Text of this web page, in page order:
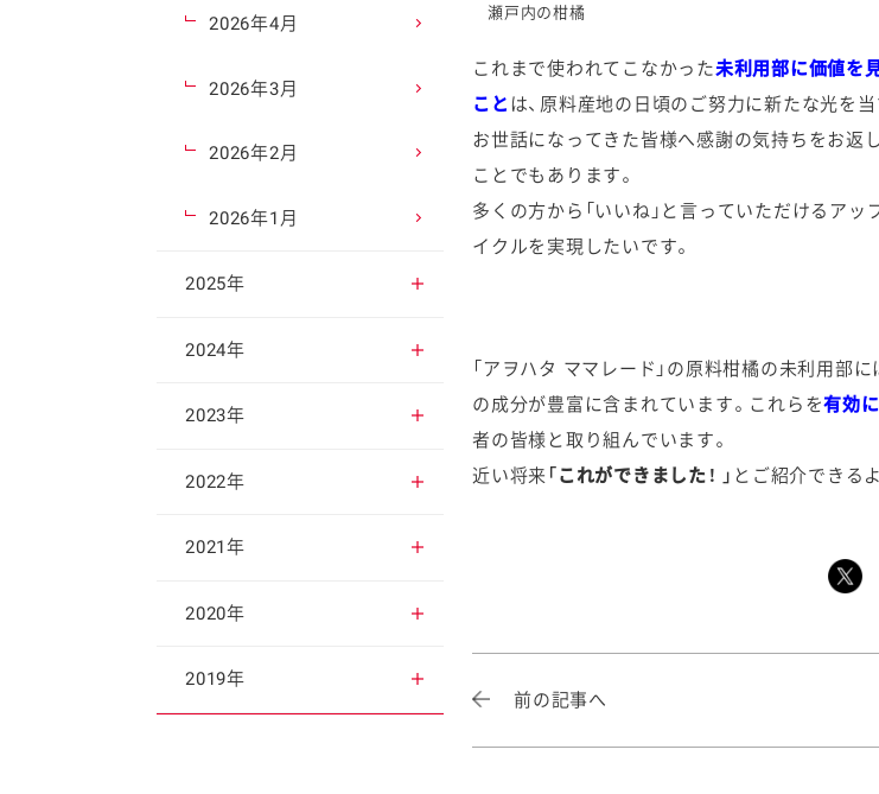
瀬戸内の柑橘
これまで使われてこなかった未利用部に価値を
こと は、原料産地の日頃のご努力に新たな光を当
お世話になってきた皆様へ感謝の気持ちをお返
ことでもあります。
多くの方から「いいね」と言っていただけるアッ
イクルを実現したいです。
「アヲハタ ママレード」の原料柑橘の未利用部
の成分が豊富に含まれています。これらを有効
者の皆様と取り組んでいます。
近い将来 「これができました！ 」 とご紹介できる
前の記事へ
2026年4月
2026年3月
2026年2月
2026年1月
2025年
2025年12月
2025年11月
2025年10月
2025年9月
2025年8月
2025年7月
2024年
2024年12月
2024年11月
2024年10月
2024年9月
2024年8月
2023年
2023年12月
2023年11月
2023年10月
2023年9月
2022年
2022年12月
2022年11月
2022年10月
2021年
2021年12月
2021年11月
2020年
2020年12月
2019年